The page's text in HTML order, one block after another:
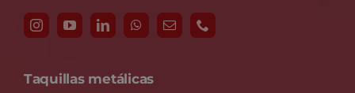
Taquillas metálicas